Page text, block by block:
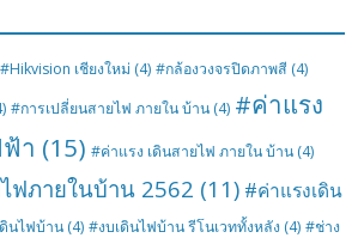
#Hikvision เชียงใหม่ (4) #กล้องวงจรปิดภาพสี (4)
#การเปลี่ยนสายไฟ ภายใน บ้าน (4) #ค่าแรง
า (15) #ค่าแรง เดินสายไฟ ภายใน บ้าน (4)
ฟภายในบ้าน 2562 (11) #ค่าแรงเดิน
นไฟบ้าน (4) #งบเดินไฟบ้าน รีโนเวททั้งหลัง (4) #ช่าง